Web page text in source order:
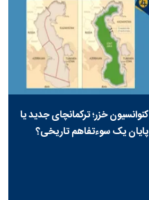
کنوانسیون خزر؛ ترکمانچای جدید یا
پایان یک سوءتفاهم تاریخی؟